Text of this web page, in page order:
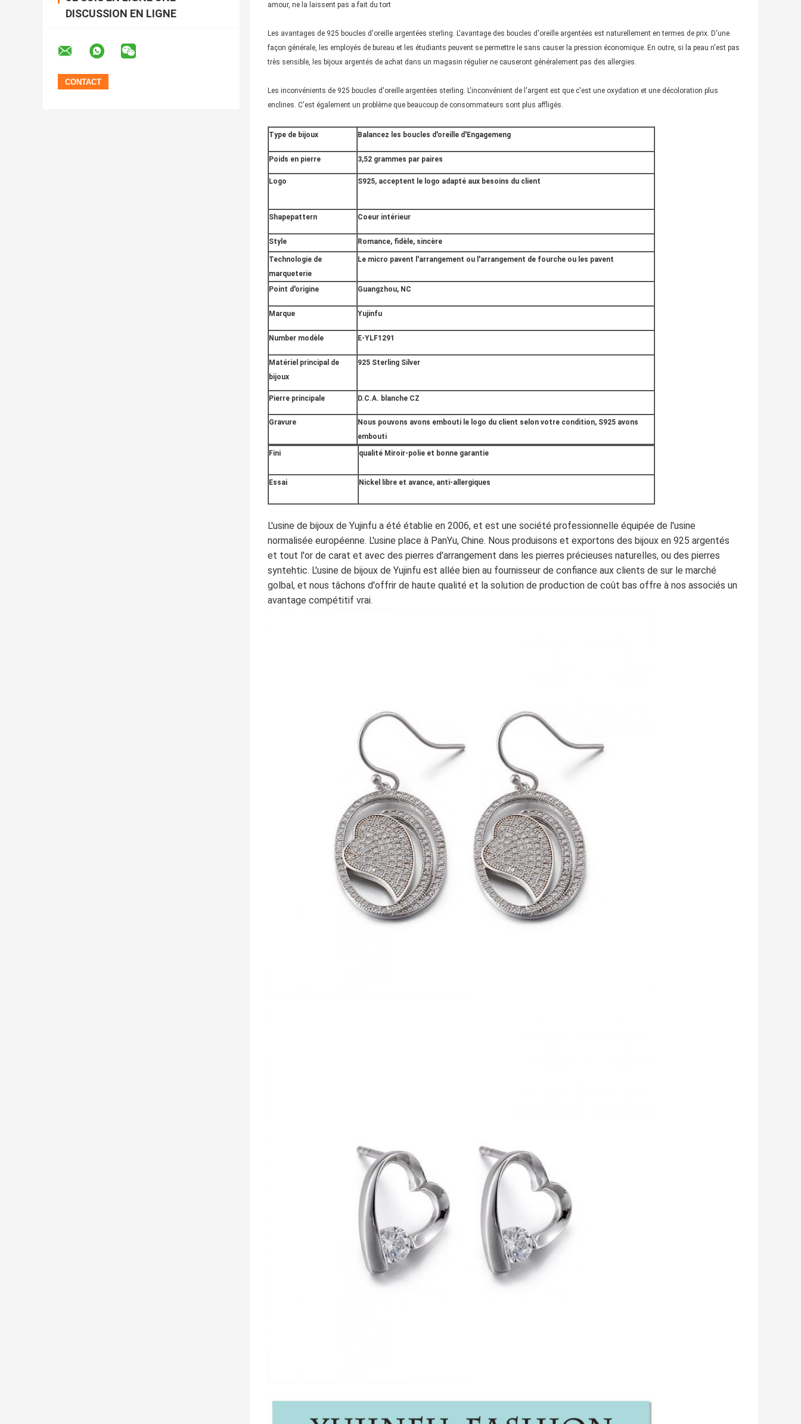
DISCUSSION EN LIGNE
amour, ne la laissent pas a fait du tort
Les avantages de 925 boucles d'oreille argentées sterling. L'avantage des boucles d'oreille argentées est naturellement en termes de prix. D'une
façon générale, les employés de bureau et les étudiants peuvent se permettre le sans causer la pression économique. En outre, si la peau n'est pas
très sensible, les bijoux argentés de achat dans un magasin régulier ne causeront généralement pas des allergies.
Les inconvénients de 925 boucles d'oreille argentées sterling. L'inconvénient de l'argent est que c'est une oxydation et une décoloration plus
enclines. C'est également un problème que beaucoup de consommateurs sont plus affligés.
Type de bijoux Balancez les boucles d'oreille d'Engagemeng
Poids en pierre 3,52 grammes par paires
Logo S925, acceptent le logo adapté aux besoins du client
Shapepattern Coeur intérieur
Style Romance, fidèle, sincère
Technologie de
marqueterie
Le micro pavent l'arrangement ou l'arrangement de fourche ou les pavent
Point d'origine Guangzhou, NC
Marque Yujinfu
Number modèle E-YLF1291
Matériel principal de
bijoux
925 Sterling Silver
Pierre principale D.C.A. blanche CZ
Gravure
Nous pouvons avons embouti le logo du client selon votre condition, S925 avons
embouti
Fini
qualité Miroir-polie et bonne garantie
Essai Nickel libre et avance, anti-allergiques
L'usine de bijoux de Yujinfu a été établie en 2006, et est une société professionnelle équipée de l'usine
normalisée européenne. L'usine place à PanYu, Chine. Nous produisons et exportons des bijoux en 925 argentés
et tout l'or de carat et avec des pierres d'arrangement dans les pierres précieuses naturelles, ou des pierres
syntehtic. L'usine de bijoux de Yujinfu est allée bien au fournisseur de confiance aux clients de sur le marché
golbal, et nous tâchons d'offrir de haute qualité et la solution de production de coût bas offre à nos associés un
avantage compétitif vrai.